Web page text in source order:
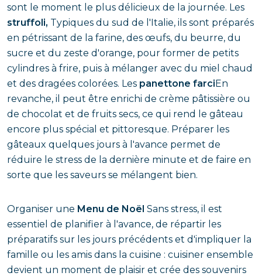
sont le moment le plus délicieux de la journée. Les
struffoli, Typiques du sud de l'Italie, ils sont préparés
en pétrissant de la farine, des œufs, du beurre, du
sucre et du zeste d'orange, pour former de petits
cylindres à frire, puis à mélanger avec du miel chaud
et des dragées colorées. Les panettone farciEn
revanche, il peut être enrichi de crème pâtissière ou
de chocolat et de fruits secs, ce qui rend le gâteau
encore plus spécial et pittoresque. Préparer les
gâteaux quelques jours à l'avance permet de
réduire le stress de la dernière minute et de faire en
sorte que les saveurs se mélangent bien.
Organiser une Menu de Noël Sans stress, il est
essentiel de planifier à l'avance, de répartir les
préparatifs sur les jours précédents et d'impliquer la
famille ou les amis dans la cuisine : cuisiner ensemble
devient un moment de plaisir et crée des souvenirs